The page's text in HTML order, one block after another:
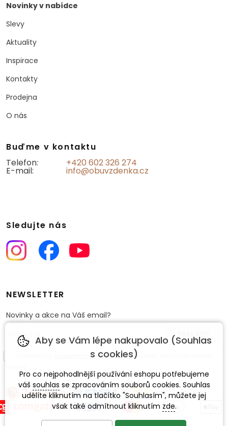
Novinky v nabídce
Slevy
Aktuality
Inspirace
Kontakty
Prodejna
O nás
Buďme v kontaktu
Telefon:
+420 602 326 274
E-mail: info@obuvzdenka.cz
Sledujte nás
NEWSLETTER
Novinky a akce na Váš email?
zpracováním osobních údajůpro účely zasílání obchodního
Aby se Vám lépe nakupovalo (Souhlas
s cookies)
Pro co nejpohodlnější používání eshopu potřebujeme
váš souhlas se zpracováním souborů cookies. Souhlas
udělíte kliknutím na tlačítko "Souhlasím", můžete jej
však také odmítnout kliknutím zde.